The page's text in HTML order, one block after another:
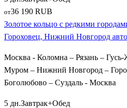
от36 190 RUB
Золотое кольцо с редкими
Гороховец, Нижний Новгород
Москва - Коломна – Рязань –
Муром – Нижний Новгород –
Боголюбово – Суздаль - Москва
5 дн.Завтрак+Обед